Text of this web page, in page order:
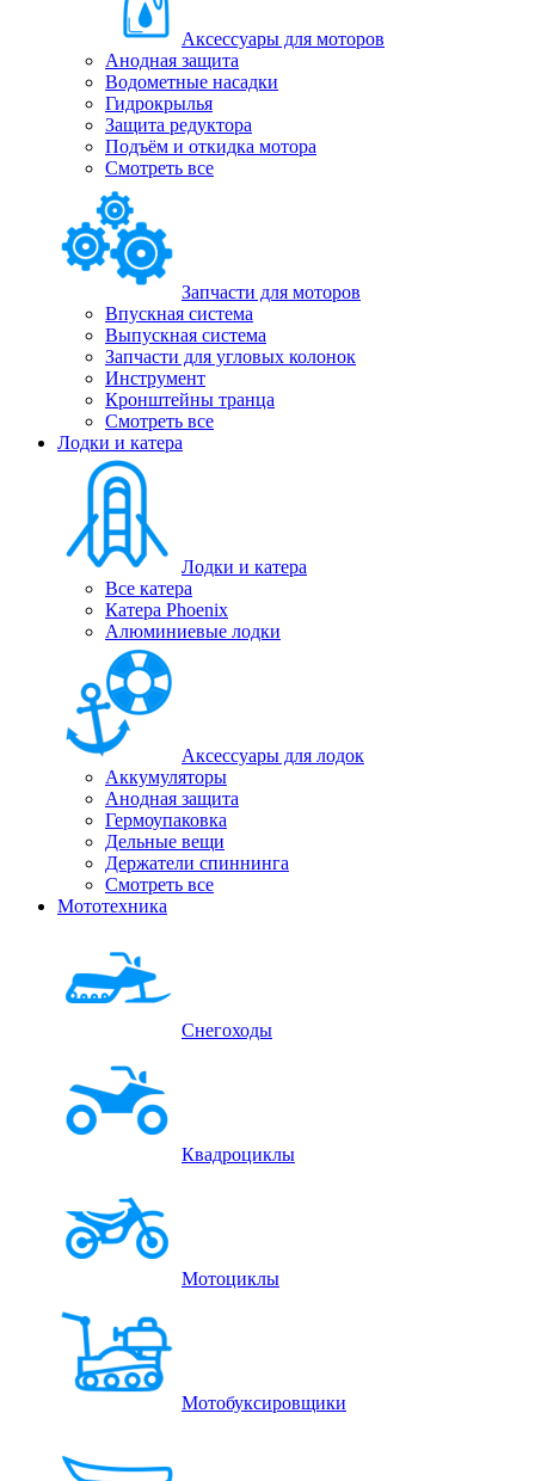
Аксессуары для моторов
Анодная защита
Водометные насадки
Гидрокрылья
Защита редуктора
Подъём и откидка мотора
Смотреть все
Запчасти для моторов
Впускная система
Выпускная система
Запчасти для угловых колонок
Инструмент
Кронштейны транца
Смотреть все
Лодки и катера
Лодки и катера
Все катера
Катера Phoenix
Алюминиевые лодки
Аксессуары для лодок
Аккумуляторы
Анодная защита
Гермоупаковка
Дельные вещи
Держатели спиннинга
Смотреть все
Мототехника
Снегоходы
Квадроциклы
Мотоциклы
Мотобуксировщики